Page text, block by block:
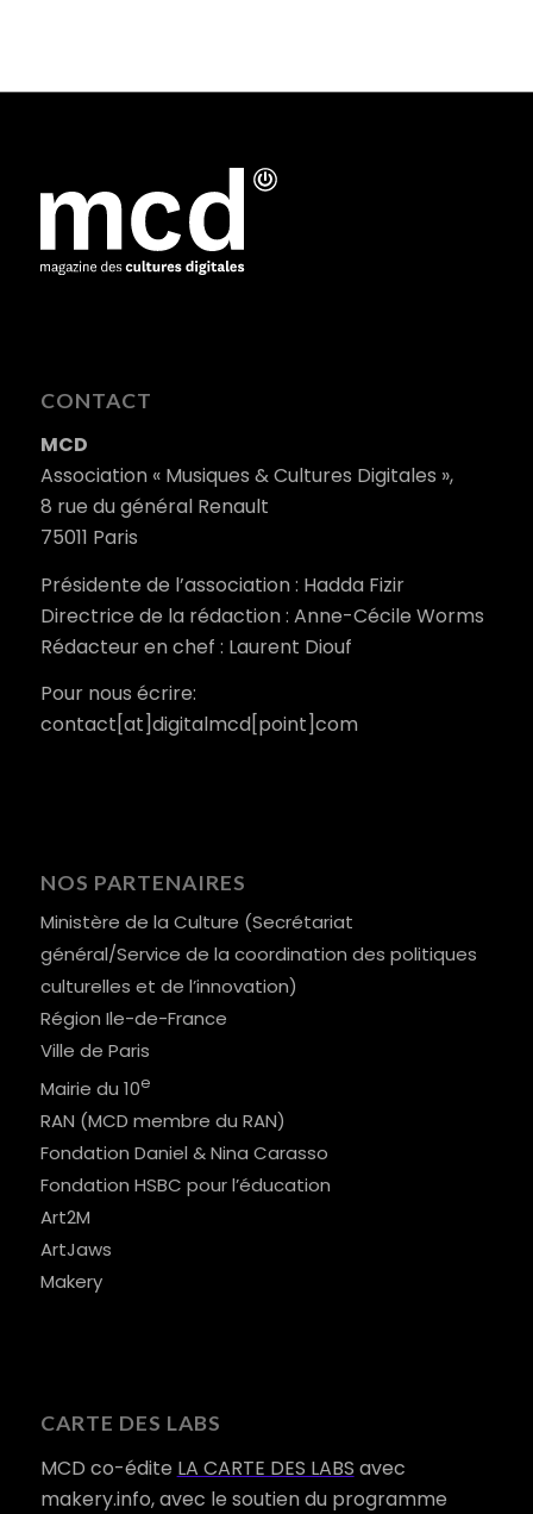
CONTACT
MCD
Association « Musiques & Cultures Digitales »,
8 rue du général Renault
75011 Paris
Présidente de l’association : Hadda Fizir
Directrice de la rédaction : Anne-Cécile Worms
Rédacteur en chef : Laurent Diouf
Pour nous écrire:
contact[at]digitalmcd[point]com
NOS PARTENAIRES
Ministère de la Culture (Secrétariat
général/Service de la coordination des politiques
culturelles et de l’innovation)
Région Ile-de-France
Ville de Paris
Mairie du 10e
RAN (MCD membre du RAN)
Fondation Daniel & Nina Carasso
Fondation HSBC pour l’éducation
Art2M
ArtJaws
Makery
CARTE DES LABS
MCD co-édite LA CARTE DES LABS avec
makery.info, avec le soutien du programme